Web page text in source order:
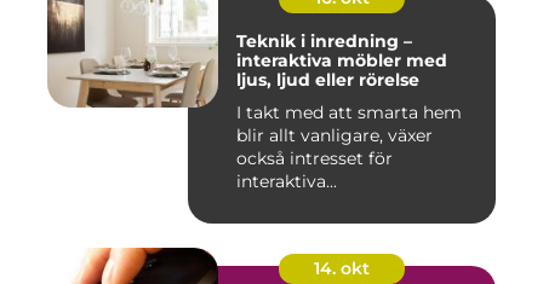
Teknik i inredning –
interaktiva möbler med
ljus, ljud eller rörelse
I takt med att smarta hem
blir allt vanligare, växer
också intresset för
interaktiva...
14. okt